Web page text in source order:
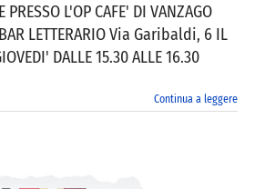
PRESSO L'OP CAFE' DI VANZAGO
LETTERARIO Via Garibaldi, 6 IL
DALLE 15.30 ALLE 16.30
Continua a leggere